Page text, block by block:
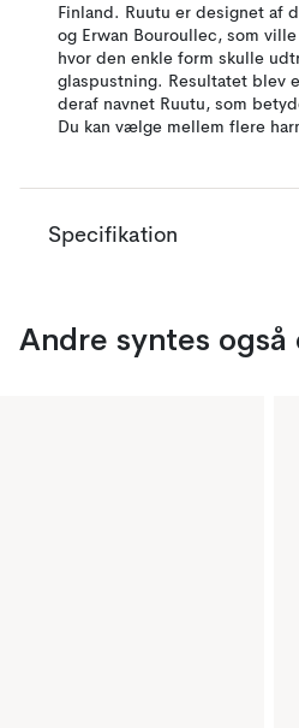
Finland. Ruutu er designet af
og Erwan Bouroullec, som
hvor den enkle form skulle
glaspustning. Resultatet blev
deraf navnet Ruutu, som
Du kan vælge mellem flere
Specifikation
Andre syntes også